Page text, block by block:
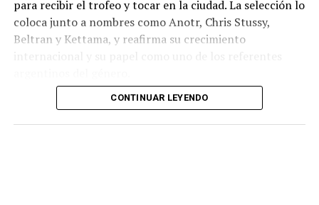
para recibir el trofeo y tocar en la ciudad. La selección lo
coloca junto a nombres como Anotr, Chris Stussy,
Beltran y Kettama, y reafirma su crecimiento
CONTINUAR LEYENDO